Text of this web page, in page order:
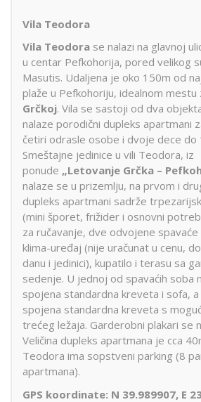
Vila Teodora
Vila Teodora se nalazi na glavnoj
u centar Pefkohorija, pored velikog
Masutis. Udaljena je oko 150m od
plaže u Pefkohoriju, idealnom mestu
Grčkoj. Vila se sastoji od dva
nalaze porodični dupleks apartmani
četiri odrasle osobe i dvoje dece do
Smeštajne jedinice u vili Teodora, iz
ponude „Letovanje Grčka –
nalaze se u prizemlju, na prvom i
dupleks apartmani sadrže
(mini šporet, frižider i osnovni
za ručavanje, dve odvojene
klima-uređaj (nije uračunat u cenu,
danu i jedinici), kupatilo i terasu sa
sedenje. U jednoj od spavaćih soba
spojena standardna kreveta i sofa,
spojena standardna kreveta s
trećeg ležaja. Garderobni plakari se
Veličina dupleks apartmana je cca
Teodora ima sopstveni parking (8
apartmana).
GPS koordinate: N 39.989907, E